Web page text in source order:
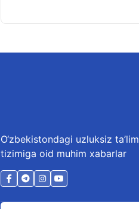
O‘zbekistondagi uzluksiz ta’lim
tizimiga oid muhim xabarlar